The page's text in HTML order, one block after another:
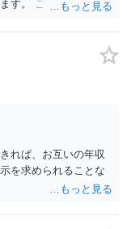
す。 ご参考になれば
れば、お互いの年収
を求められることな